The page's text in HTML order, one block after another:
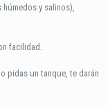
húmedos y salinos),
facilidad.
pidas un tanque, te darán